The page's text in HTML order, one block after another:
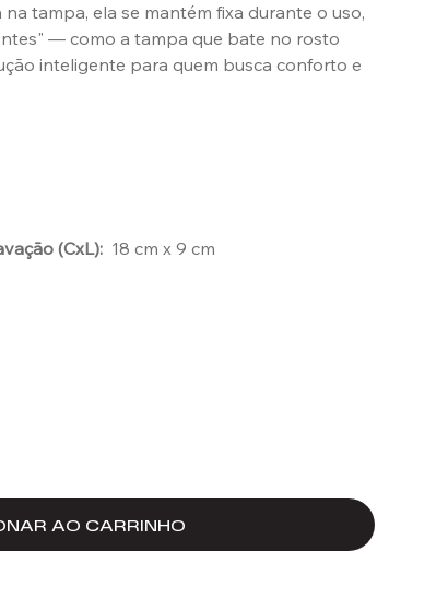
tampa, ela se mantém fixa durante o uso,
— como a tampa que bate no rosto
inteligente para quem busca conforto e
(CxL):18 cm x 9 cm
AO CARRINHO